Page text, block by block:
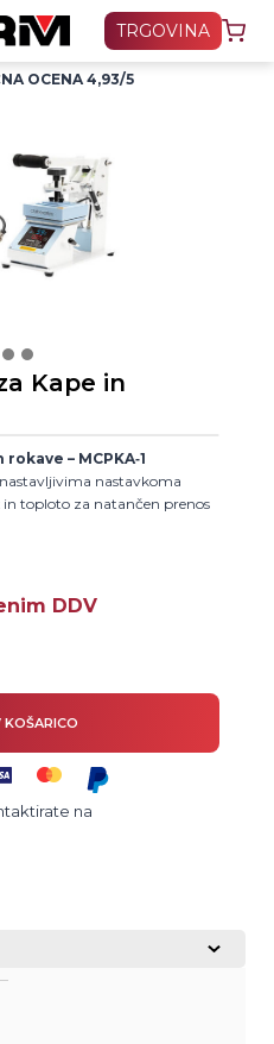
TRGOVINA
OCENA 4,93/5
Kape in
– MCPKA‑1
nastavkoma
toploto za natančen prenos
DDV
na